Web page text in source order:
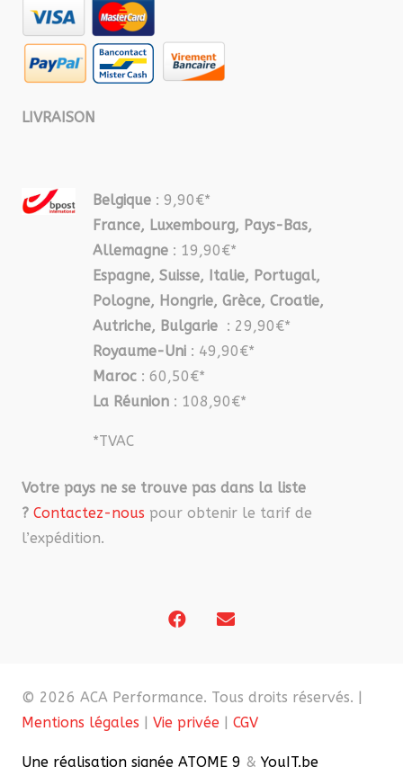
LIVRAISON
Belgique : 9,90€*
France, Luxembourg, Pays-Bas,
Allemagne : 19,90€*
Espagne, Suisse, Italie, Portugal,
Pologne, Hongrie, Grèce, Croatie,
Autriche, Bulgarie : 29,90€*
Royaume-Uni : 49,90€*
Maroc : 60,50€*
La Réunion : 108,90€*
*TVAC
Votre pays ne se trouve pas dans la liste
? Contactez-nous pour obtenir le tarif de
l’expédition.
© 2026 ACA Performance. Tous droits réservés. |
Mentions légales | Vie privée | CGV
Une réalisation signée ATOME 9 & YouIT.be